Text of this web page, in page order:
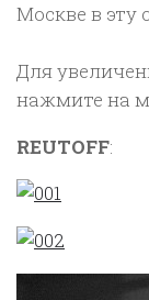
Москве в эту
Для
нажмите на
REUTOFF: